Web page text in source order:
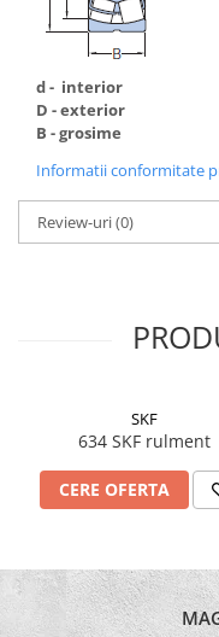
d - interior
D - exterior
B - grosime
Informatii conformitate
Review-uri(0)
SKF
634 SKF rulment
CERE OFERTA